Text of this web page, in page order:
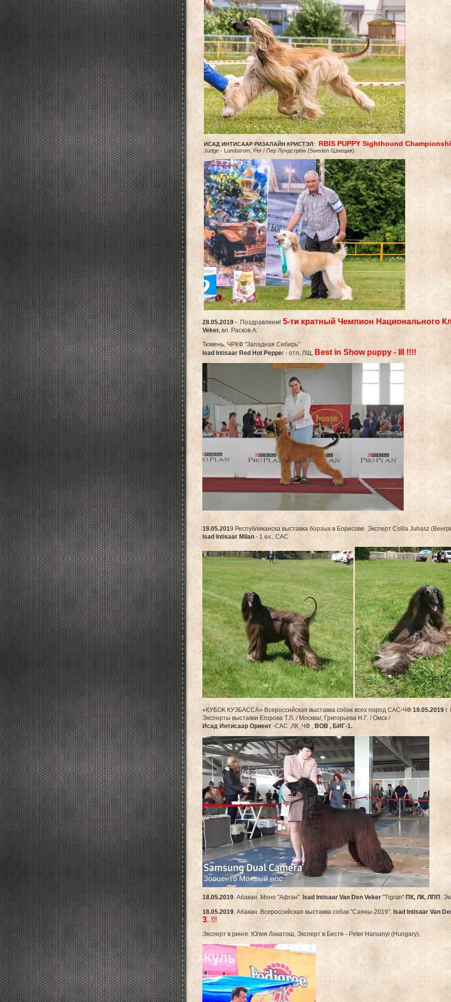
ИСАД ИНТИСААР РИЗАЛАЙН КРИСТЭЛ : RBIS PUPPY Sighthound
Judge - Lundstrom, Per / Пер Лундстрём (Sweden /Швеция)
28.05.2019- Поздравляем!5-ти кратный Чемпион Национального
Veker,вл. Расков А.
Тюмень, ЧРКФ "Западная Сибирь"
Isad Intisaar Red Hot Pepper - отл, ЛЩ, Best in Show puppy - III !!!!
19.05.2019 Республиканска выставка борзых в Борисове. Эксперт Csilla Juhasz
Isad Intisaar Milan- 1 ex., CAC
«КУБОК КУЗБАССА» Всероссийская выставка собак всех пород САС-ЧФ 19.05.2019
Эксперты выставки Егорова Т.Л. / Москва/, Григорьева Н.Г. / Омск /
Исад Интисаар Ориент-САС ,ЛК ,ЧФ , ВОВ , БИГ-1.
18.05.2019. Абакан. Моно "Афган". Isad Intisaar Van Den Veker"Tigran" ПК, ЛК, ЛПП .
18.05.2019. Абакан. Всероссийская выставка собак "Саяны-2019". Isad Intisaar Van
3. !!!
Эксперт в ринге: Юлия Лакатош, Эксперт в Бесте - Peter Harsanyi (Hungary).